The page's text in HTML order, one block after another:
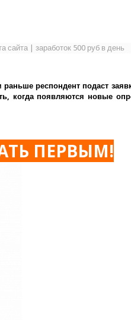
сайта
заработок 500 руб в день
респондент подаст
появляются новые
ПЕРВЫМ!